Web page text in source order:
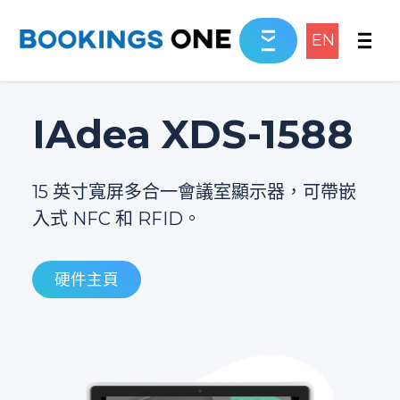
EN
IAdea XDS-1588
15 英寸寬屏多合一會議室顯示器，可帶嵌
入式 NFC 和 RFID。
硬件主頁